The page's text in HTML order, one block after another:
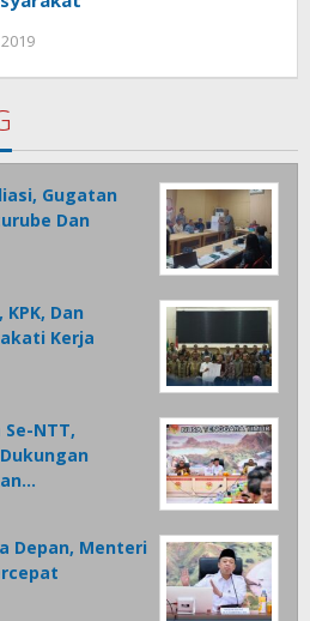
Gugatan
Dan
Dan
Kerja
NTT,
Depan, Menteri